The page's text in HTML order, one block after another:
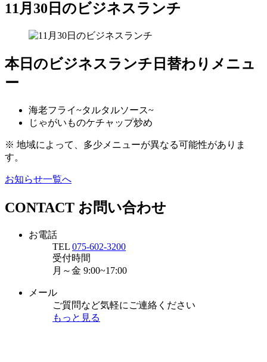
11月30日のビジネスランチ
本日のビジネスランチ日替わりメニュ
ー
海老フライ~タルタルソース~
じゃがいものケチャップ炒め
※ 地域によって、多少メニューが異なる可能性がありま
す。
お知らせ一覧へ
CONTACT お問い合わせ
お電話
TEL 075-602-3200
受付時間
月～金 9:00~17:00
メール
ご質問など気軽にご連絡ください
もっと見る